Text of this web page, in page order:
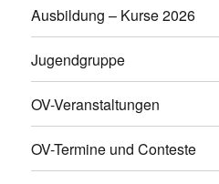
Ausbildung – Kurse 2026
Jugendgruppe
OV-Veranstaltungen
OV-Termine und Conteste